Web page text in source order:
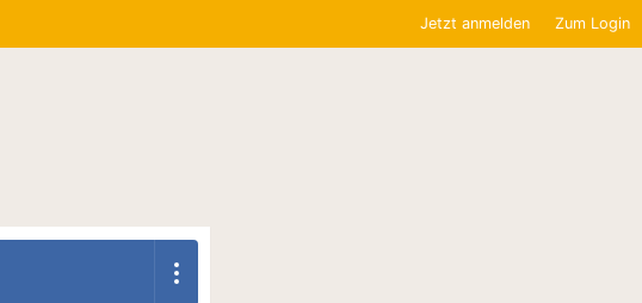
Jetzt anmelden Zum Login